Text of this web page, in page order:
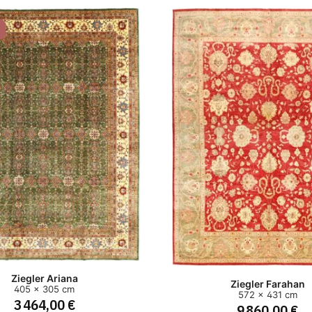
Ziegler Ariana
405 x 305 cm
3 464,00 €
Ziegler Farahan
572 x 431 cm